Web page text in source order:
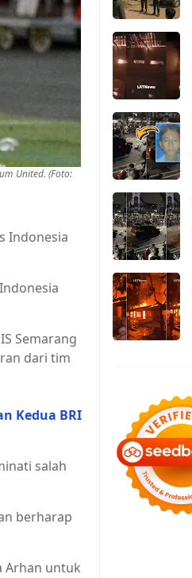
United. (Foto:
Indonesia
Semarang
dari tim
Kedua BRI
salah
berharap
Arhan untuk